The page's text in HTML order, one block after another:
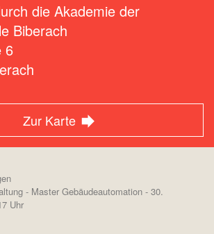
die Akademie der
Biberach
6
Zur Karte
- Master Gebäudeautomation - 30.
Uhr